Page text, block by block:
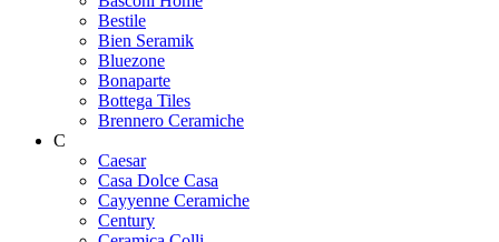
Bestile
Bien Seramik
Bluezone
Bonaparte
Bottega Tiles
Brennero Ceramiche
C
Caesar
Casa Dolce Casa
Cayyenne Ceramiche
Century